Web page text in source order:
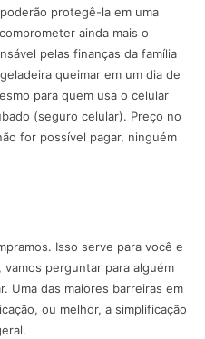
protegê-la em uma
ainda mais o
pelas finanças da família
queimar em um dia de
para quem usa o celular
(seguro celular). Preço no
for possível pagar, ninguém
Isso serve para você e
vamos perguntar para alguém
Uma das maiores barreiras em
ou melhor, a simplificação